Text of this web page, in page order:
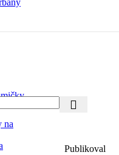
na
Publikoval